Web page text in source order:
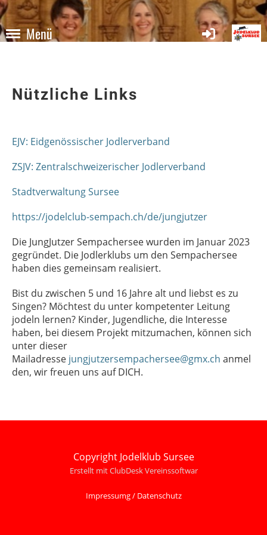
Menü
Nützliche Links
EJV: Eidgenössischer Jodlerverband
ZSJV: Zentralschweizerischer Jodlerverband
Stadtverwaltung Sursee
https://jodelclub-sempach.ch/de/jungjutzer
Die JungJutzer Sempachersee wurden im Januar 2023
gegründet. Die Jodlerklubs um den Sempachersee
haben dies gemeinsam realisiert.
Bist du zwischen 5 und 16 Jahre alt und liebst es zu
Singen? Möchtest du unter kompetenter Leitung
jodeln lernen? Kinder, Jugendliche, die Interesse
haben, bei diesem Projekt mitzumachen, können sich
unter dieser
Mailadresse jungjutzersempachersee@gmx.ch anmel
den, wir freuen uns auf DICH.
Copyright Jodelklub Sursee
Erstellt mit ClubDesk Vereinssoftwar
Impressumg / Datenschutz